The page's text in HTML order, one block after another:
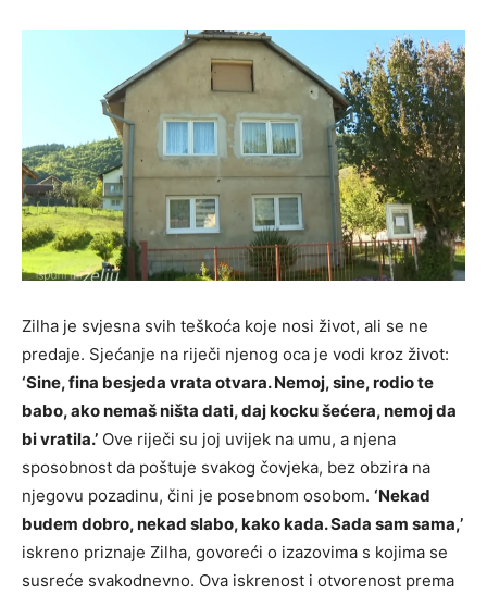
Zilha je svjesna svih teškoća koje nosi život, ali se ne
predaje. Sjećanje na riječi njenog oca je vodi kroz život:
‘Sine, fina besjeda vrata otvara. Nemoj, sine, rodio te
babo, ako nemaš ništa dati, daj kocku šećera, nemoj da
bi vratila.’ Ove riječi su joj uvijek na umu, a njena
sposobnost da poštuje svakog čovjeka, bez obzira na
njegovu pozadinu, čini je posebnom osobom. ‘Nekad
budem dobro, nekad slabo, kako kada. Sada sam sama,’
iskreno priznaje Zilha, govoreći o izazovima s kojima se
susreće svakodnevno. Ova iskrenost i otvorenost prema